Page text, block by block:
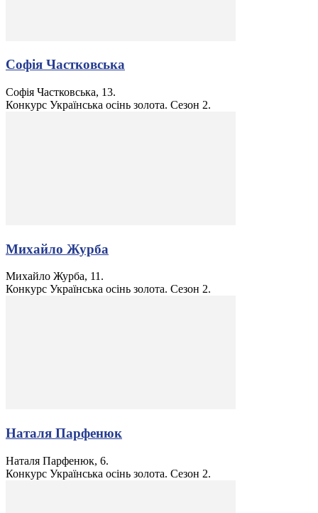
Софія Частковська
Софія Частковська, 13.
Конкурс Українська осінь золота. Сезон 2.
Михайло Журба
Михайло Журба, 11.
Конкурс Українська осінь золота. Сезон 2.
Наталя Парфенюк
Наталя Парфенюк, 6.
Конкурс Українська осінь золота. Сезон 2.